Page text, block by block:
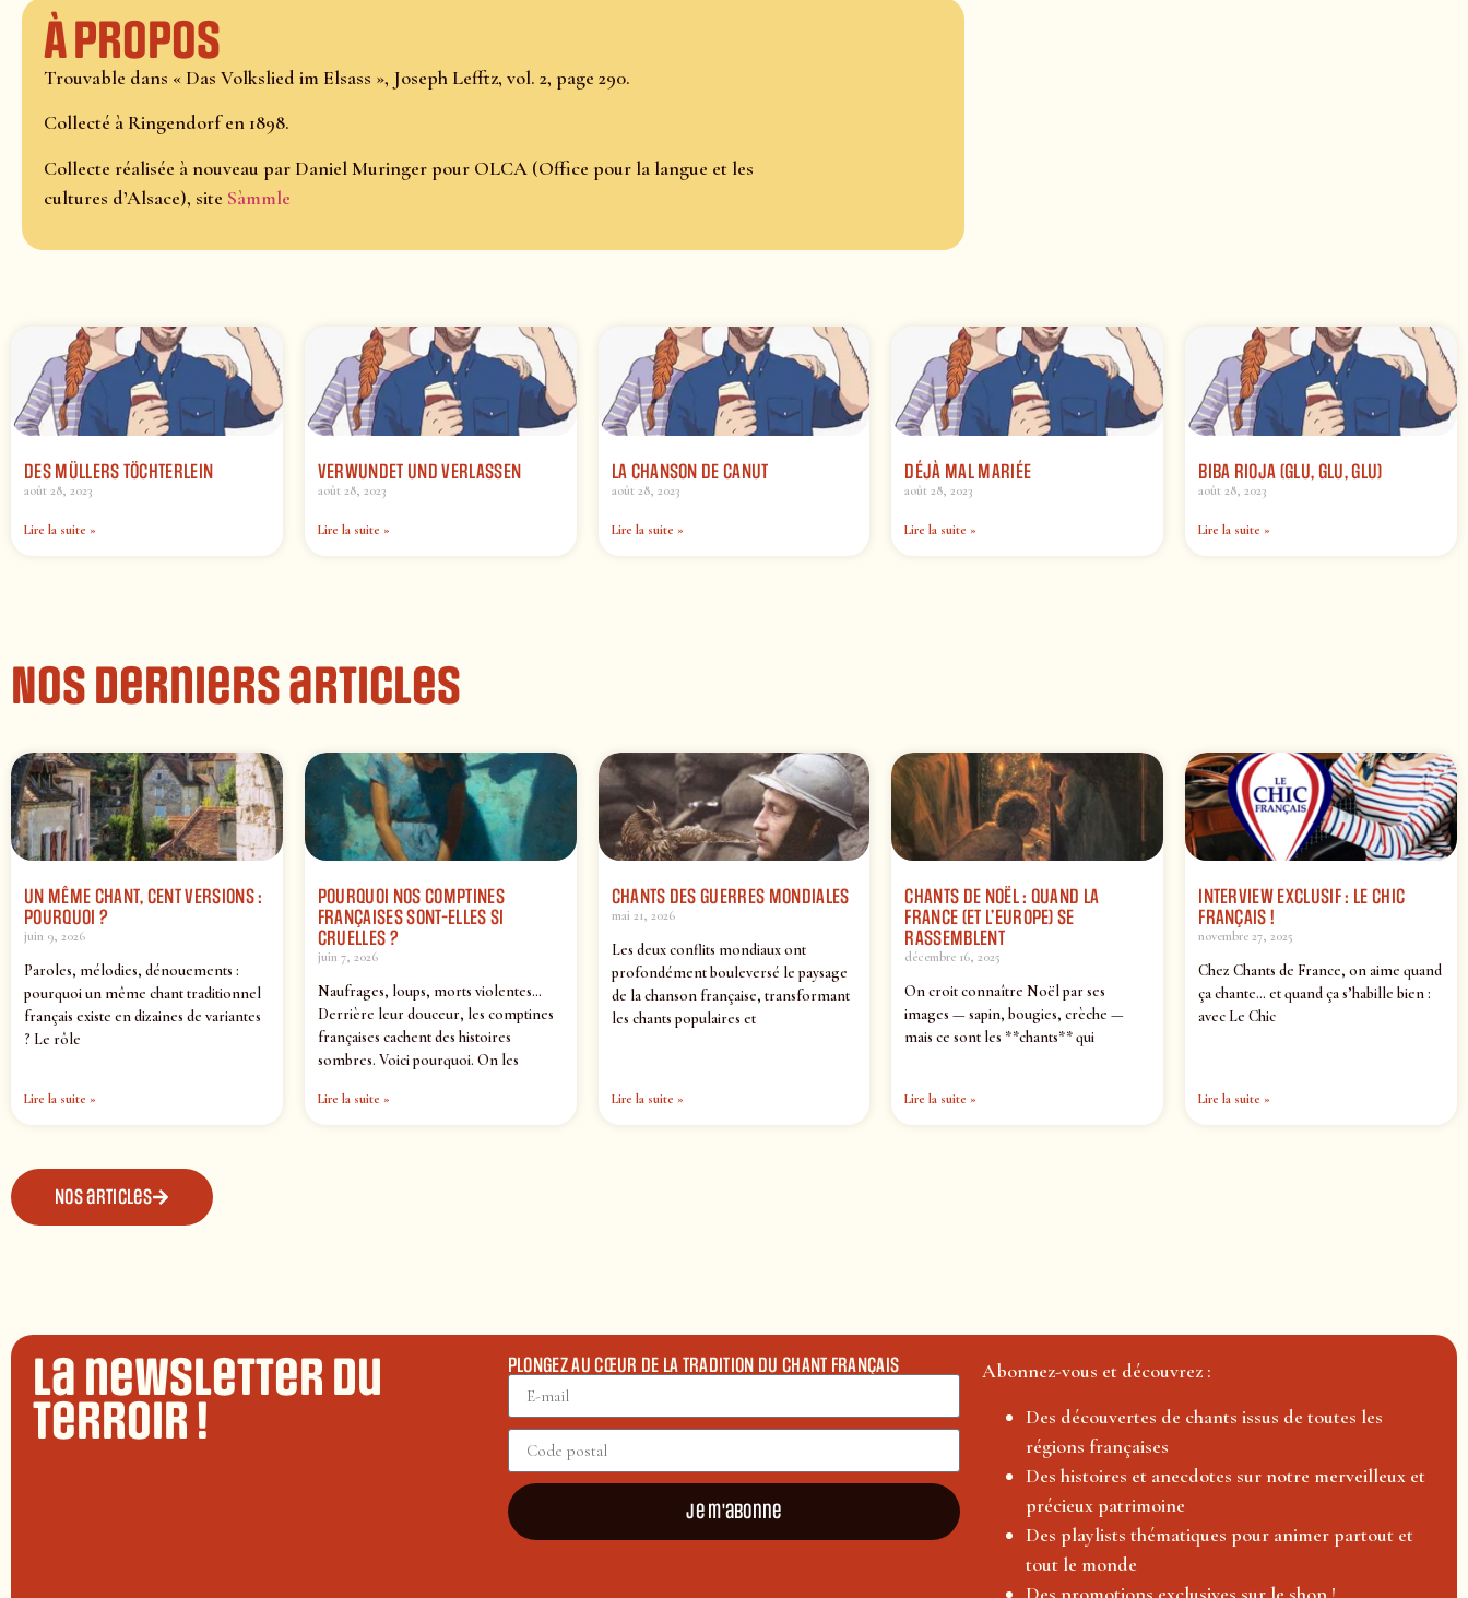
À propos
Trouvable dans « Das Volkslied im Elsass », Joseph Lefftz, vol. 2, page 290.
Collecté à Ringendorf en 1898.
Collecte réalisée à nouveau par Daniel Muringer pour OLCA (Office pour la langue et les
cultures d’Alsace), site Sàmmle
DES MÜLLERS TÖCHTERLEIN
août 28, 2023
Lire la suite »
VERWUNDET UND VERLASSEN
août 28, 2023
Lire la suite »
LA CHANSON DE CANUT
août 28, 2023
Lire la suite »
DÉJÀ MAL MARIÉE
août 28, 2023
Lire la suite »
BIBA RIOJA (GLU, GLU, GLU)
août 28, 2023
Lire la suite »
Nos derniers articles
UN MÊME CHANT, CENT VERSIONS :
POURQUOI ?
juin 9, 2026
Paroles, mélodies, dénouements :
pourquoi un même chant traditionnel
français existe en dizaines de variantes
? Le rôle
Lire la suite »
POURQUOI NOS COMPTINES
FRANÇAISES SONT-ELLES SI
CRUELLES ?
juin 7, 2026
Naufrages, loups, morts violentes…
Derrière leur douceur, les comptines
françaises cachent des histoires
sombres. Voici pourquoi. On les
Lire la suite »
CHANTS DES GUERRES MONDIALES
mai 21, 2026
Les deux conflits mondiaux ont
profondément bouleversé le paysage
de la chanson française, transformant
les chants populaires et
Lire la suite »
CHANTS DE NOËL : QUAND LA
FRANCE (ET L’EUROPE) SE
RASSEMBLENT
décembre 16, 2025
On croit connaître Noël par ses
images — sapin, bougies, crèche —
mais ce sont les **chants** qui
Lire la suite »
INTERVIEW EXCLUSIF : LE CHIC
FRANÇAIS !
novembre 27, 2025
Chez Chants de France, on aime quand
ça chante… et quand ça s’habille bien :
avec Le Chic
Lire la suite »
Nos articles
La newsletter du
terroir !
PLONGEZ AU CŒUR DE LA TRADITION DU CHANT FRANÇAIS
Je m'abonne
Abonnez-vous et découvrez :
Des découvertes de chants issus de toutes les
régions françaises
Des histoires et anecdotes sur notre merveilleux et
précieux patrimoine
Des playlists thématiques pour animer partout et
tout le monde